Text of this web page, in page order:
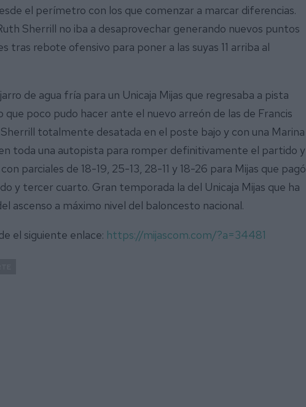
el perímetro con los que comenzar a marcar diferencias.
Sherrill no iba a desaprovechar generando nuevos puntos
tras rebote ofensivo para poner a las suyas 11 arriba al
de agua fría para un Unicaja Mijas que regresaba a pista
poco pudo hacer ante el nuevo arreón de las de Francis
totalmente desatada en el poste bajo y con una Marina
toda una autopista para romper definitivamente el partido y
parciales de 18-19, 25-13, 28-11 y 18-26 para Mijas que pagó
y tercer cuarto. Gran temporada la del Unicaja Mijas que ha
ascenso a máximo nivel del baloncesto nacional.
el siguiente enlace: https://mijascom.com/?a=34481